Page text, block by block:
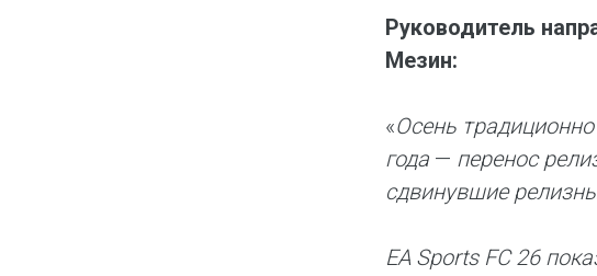
Руководитель
Мезин:
«Осень
года — перенос
сдвинувшие
EA Sports FC 26